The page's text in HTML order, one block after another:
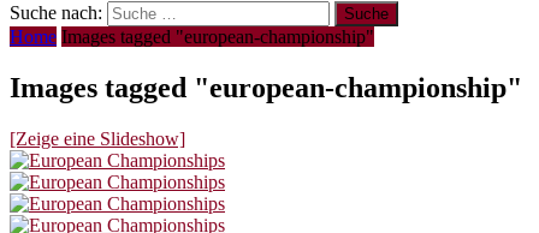
Suche nach:
Home Images tagged "european-championship"
Images tagged "european-championship"
[Zeige eine Slideshow]